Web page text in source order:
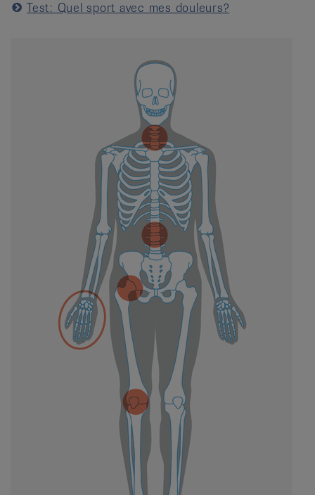
Test: Quel sport avec mes douleurs?